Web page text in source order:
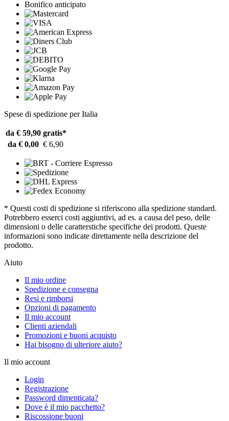
Bonifico anticipato
Spese di spedizione per Italia
da € 59,90 gratis*
da € 0,00 € 6,90
* Questi costi di spedizione si riferiscono alla spedizione standard.
Potrebbero esserci costi aggiuntivi, ad es. a causa del peso, delle
dimensioni o delle caratterstiche specifiche dei prodotti. Queste
informazioni sono indicate direttamente nella descrizione del
prodotto.
Aiuto
Il mio ordine
Spedizione e consegna
Resi e rimborsi
Opzioni di pagamento
Il mio account
Clienti aziendali
Promozioni e buoni acquisto
Hai bisogno di ulteriore aiuto?
Il mio account
Login
Registrazione
Password dimenticata?
Dove è il mio pacchetto?
Riscossione buoni